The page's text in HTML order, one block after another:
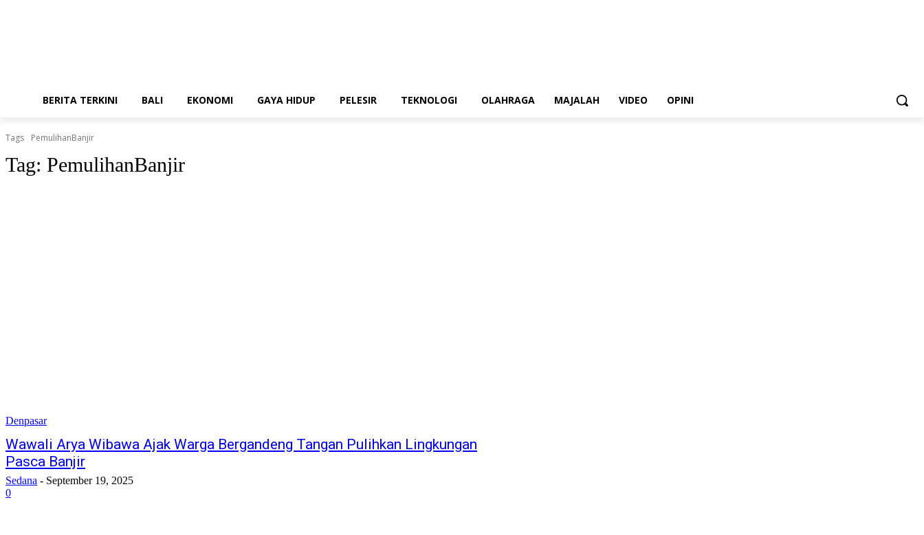
BERITA TERKINI BALI EKONOMI GAYA HIDUP PELESIR TEKNOLOGI OLAHRAGA MAJALAH VIDEO OPINI
Tags PemulihanBanjir
Tag: PemulihanBanjir
Denpasar
Wawali Arya Wibawa Ajak Warga Bergandeng Tangan Pulihkan Lingkungan
Pasca Banjir
Sedana - September 19, 2025
0